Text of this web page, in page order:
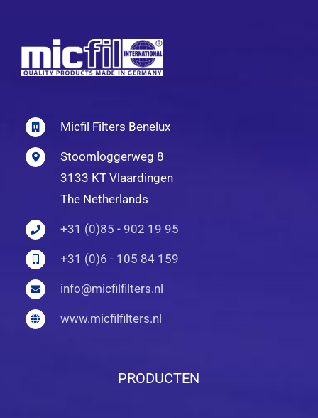
Micfil Filters Benelux
Stoomloggerweg 8
3133 KT Vlaardingen
The Netherlands
+31 (0)85 - 902 19 95
+31 (0)6 - 105 84 159
info@micfilfilters.nl
www.micfilfilters.nl
PRODUCTEN